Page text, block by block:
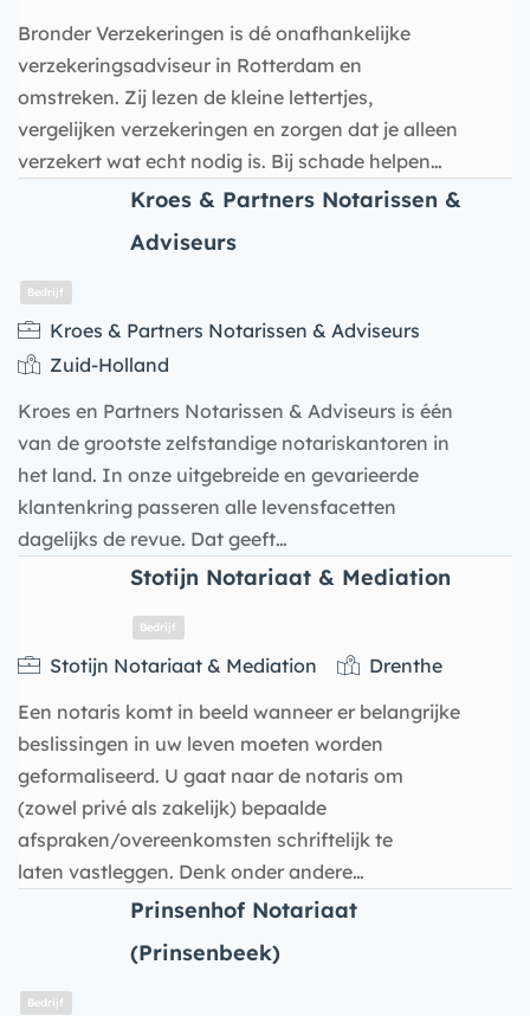
Bronder Verzekeringen is dé onafhankelijke
verzekeringsadviseur in Rotterdam en
omstreken. Zij lezen de kleine lettertjes,
vergelijken verzekeringen en zorgen dat je alleen
verzekert wat echt nodig is. Bij schade helpen…
Kroes & Partners Notarissen &
Adviseurs
Kroes & Partners Notarissen & Adviseurs
Zuid-Holland
Kroes en Partners Notarissen & Adviseurs is één
van de grootste zelfstandige notariskantoren in
het land. In onze uitgebreide en gevarieerde
klantenkring passeren alle levensfacetten
dagelijks de revue. Dat geeft…
Stotijn Notariaat & Mediation
Stotijn Notariaat & Mediation
Drenthe
Een notaris komt in beeld wanneer er belangrijke
beslissingen in uw leven moeten worden
geformaliseerd. U gaat naar de notaris om
(zowel privé als zakelijk) bepaalde
afspraken/overeenkomsten schriftelijk te
laten vastleggen. Denk onder andere…
Prinsenhof Notariaat
(Prinsenbeek)